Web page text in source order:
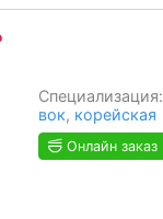
Специализация:
вок, корейская
Онлайн заказ